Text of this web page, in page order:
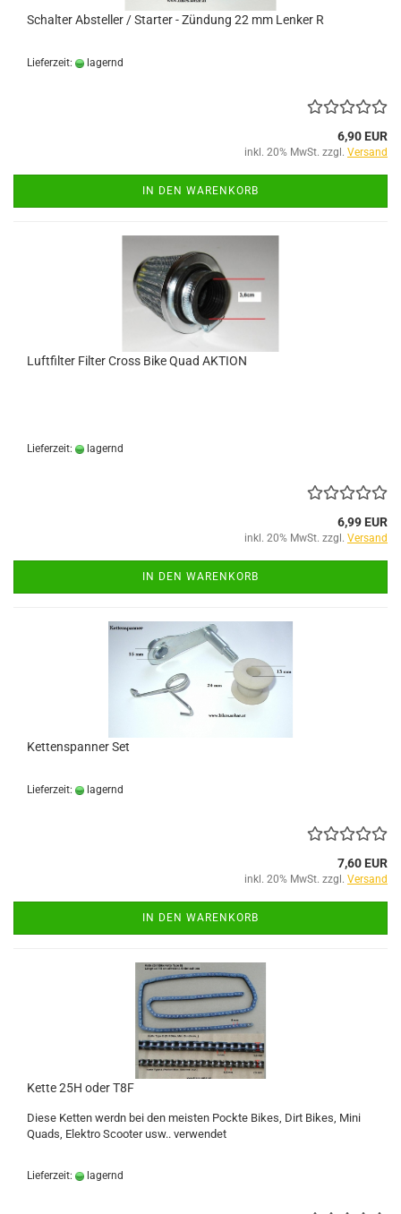
Schalter Absteller / Starter - Zündung 22 mm Lenker R
Lieferzeit: lagernd
6,90 EUR
inkl. 20% MwSt. zzgl. Versand
IN DEN WARENKORB
Luftfilter Filter Cross Bike Quad AKTION
Lieferzeit: lagernd
6,99 EUR
inkl. 20% MwSt. zzgl. Versand
IN DEN WARENKORB
Kettenspanner Set
Lieferzeit: lagernd
7,60 EUR
inkl. 20% MwSt. zzgl. Versand
IN DEN WARENKORB
Kette 25H oder T8F
Diese Ketten werdn bei den meisten Pockte Bikes, Dirt Bikes, Mini
Quads, Elektro Scooter usw.. verwendet
Lieferzeit: lagernd